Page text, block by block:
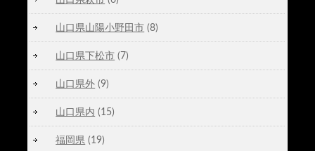
山口県山陽小野田市 (8)
山口県下松市 (7)
山口県外 (9)
山口県内 (15)
福岡県 (19)